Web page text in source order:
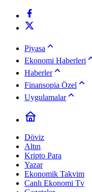
Piyasa
Ekonomi Haberleri
Haberler
Finansopia Özel
Uygulamalar
Döviz
Altın
Kripto Para
Yazar
Ekonomik Takvim
Canlı Ekonomi Tv